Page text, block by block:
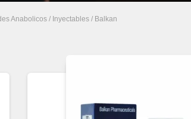
Anabolicos / Inyectables / Balkan